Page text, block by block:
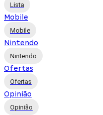
Lista
Mobile
Mobile
Nintendo
Nintendo
Ofertas
Ofertas
Opinião
Opinião